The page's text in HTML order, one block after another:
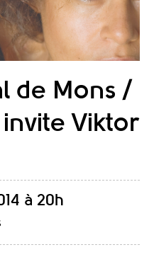
de Mons /
Viktor
à 20h